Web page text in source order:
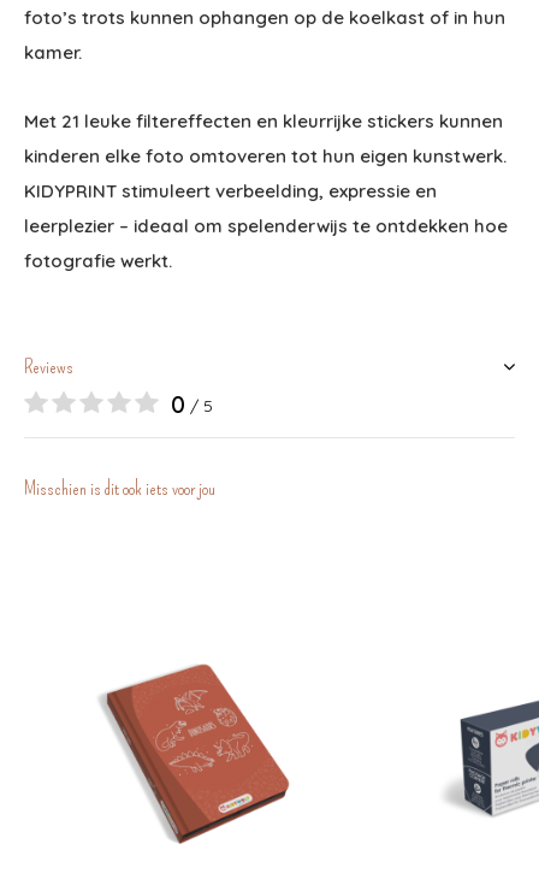
foto’s trots kunnen ophangen op de koelkast of in hun
kamer.
Met 21 leuke filtereffecten en kleurrijke stickers kunnen
kinderen elke foto omtoveren tot hun eigen kunstwerk.
KIDYPRINT stimuleert verbeelding, expressie en
leerplezier – ideaal om spelenderwijs te ontdekken hoe
fotografie werkt.
Reviews
0 / 5
Misschien is dit ook iets voor jou